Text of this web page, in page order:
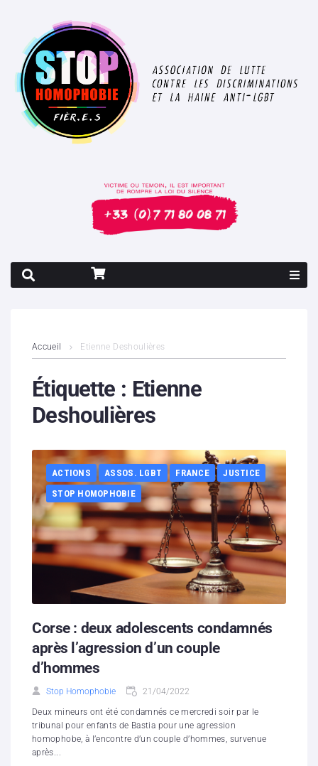
Contenus litigieux
Nous soutenir
Partenaires
Contacts
Hébergement solidaire
Accueil Etienne Deshoulières
Étiquette : Etienne
Deshoulières
ACTIONS ASSOS. LGBT FRANCE
JUSTICE
STOP HOMOPHOBIE
Corse : deux adolescents condamnés
après l’agression d’un couple
d’hommes
Stop Homophobie 21/04/2022
Deux mineurs ont été condamnés ce mercredi soir par le
tribunal pour enfants de Bastia pour une agression
homophobe, à l’encontre d’un couple d’hommes, survenue
après...